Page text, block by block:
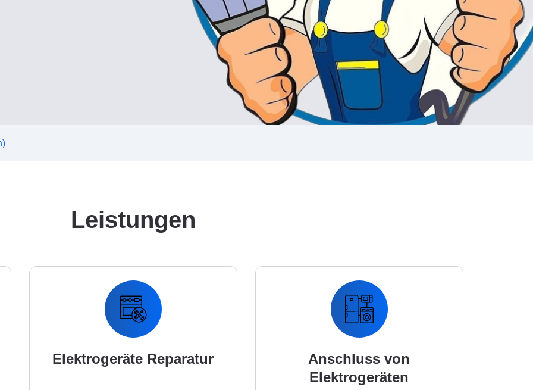
Leistungen
Elektrogeräte Reparatur
Anschluss von
Elektrogeräten